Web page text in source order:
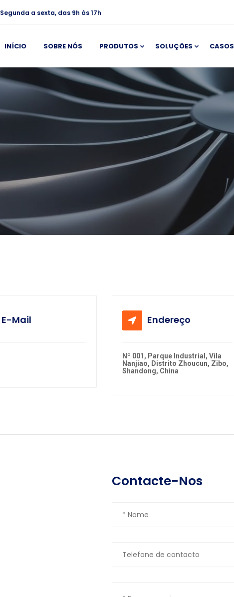
Segunda a sexta, das 9h às 17h
INÍCIO SOBRE NÓS PRODUTOS SOLUÇÕES CASOS
E-Mail Endereço
Nº 001, Parque Industrial, Vila
Nanjiao, Distrito Zhoucun, Zibo,
Shandong, China
Contacte-Nos